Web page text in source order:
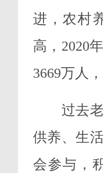
进，农村
高，2020
3669万人
过去老
供养、生
会参与，